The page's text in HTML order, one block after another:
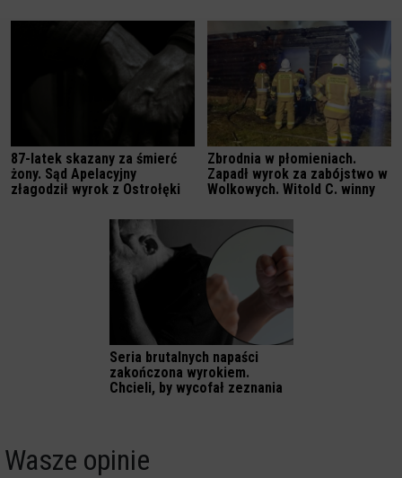
87-latek skazany za śmierć
żony. Sąd Apelacyjny
złagodził wyrok z Ostrołęki
Zbrodnia w płomieniach.
Zapadł wyrok za zabójstwo w
Wolkowych. Witold C. winny
Seria brutalnych napaści
zakończona wyrokiem.
Chcieli, by wycofał zeznania
Wasze opinie